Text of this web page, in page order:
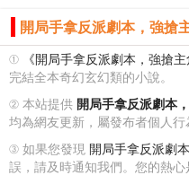
開局手拿反派劇本，強搶
① 《開局手拿反派劇本，強搶主
完結全本奇幻玄幻類的小說。
② 本站提供 開局手拿反派劇本
均為網友更新，屬發布者個人行
③ 如果您發現 開局手拿反派劇
誤，請及時通知我們。您的熱心